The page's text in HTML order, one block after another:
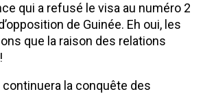
qui a refusé le visa au numéro 2
de Guinée. Eh oui, les
que la raison des relations
continuera la conquête des